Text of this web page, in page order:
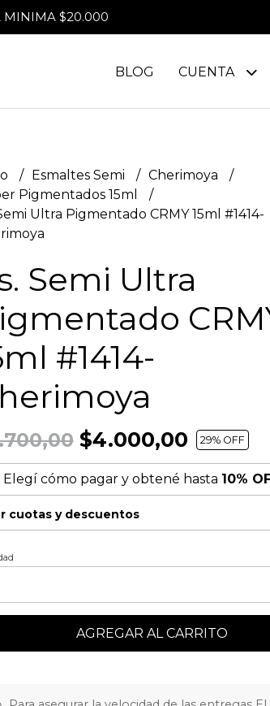
MINIMA $20.000
BLOG CUENTA
Esmaltes Semi
Cherimoya
Pigmentados 15ml
Ultra Pigmentado CRMY 15ml #1414-
Semi Ultra
#1414-
$4.000,00 29% OFF
Elegí cómo pagar y obtené hasta 10%
cuotas y descuentos
AGREGAR AL CARRITO